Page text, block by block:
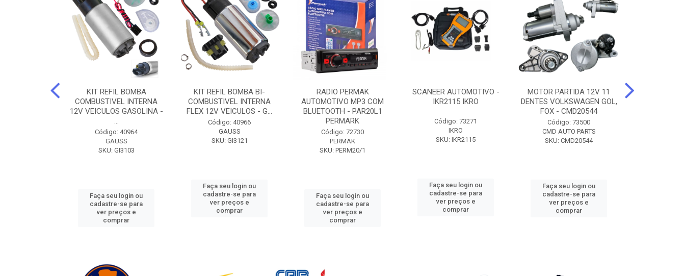
KIT REFIL BOMBA
COMBUSTIVEL INTERNA
12V VEICULOS GASOLINA -
...
Código: 40964
GAUSS
SKU: GI3103
Faça seu login ou
cadastre-se para
ver preços e
comprar
KIT REFIL BOMBA BI-
COMBUSTIVEL INTERNA
FLEX 12V VEICULOS - G...
Código: 40966
GAUSS
SKU: GI3121
Faça seu login ou
cadastre-se para
ver preços e
comprar
RADIO PERMAK
AUTOMOTIVO MP3 COM
BLUETOOTH - PAR20L1
PERMARK
Código: 72730
PERMAK
SKU: PERM20/1
Faça seu login ou
cadastre-se para
ver preços e
comprar
SCANEER AUTOMOTIVO -
IKR2115 IKRO
Código: 73271
IKRO
SKU: IKR2115
Faça seu login ou
cadastre-se para
ver preços e
comprar
MOTOR PARTIDA 12V 11
DENTES VOLKSWAGEN GOL,
FOX - CMD20544
Código: 73500
CMD AUTO PARTS
SKU: CMD20544
Faça seu login ou
cadastre-se para
ver preços e
comprar